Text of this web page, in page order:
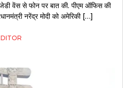
जेडी वेंस से फोन पर बात की. पीएम ऑफिस की
नरेंद्र मोदी को अमेरिकी […]